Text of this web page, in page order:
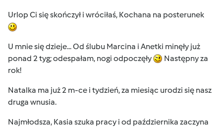
Urlop Ci się skończył i wróciłaś, Kochana na posterunek
U mnie się dzieje... Od ślubu Marcina i Anetki minęły już
ponad 2 tyg; odespałam, nogi odpoczęły
Następny za
rok!
Natalka ma już 2 m-ce i tydzień, za miesiąc urodzi się nasz
druga wnusia.
Najmłodsza, Kasia szuka pracy i od października zaczyna